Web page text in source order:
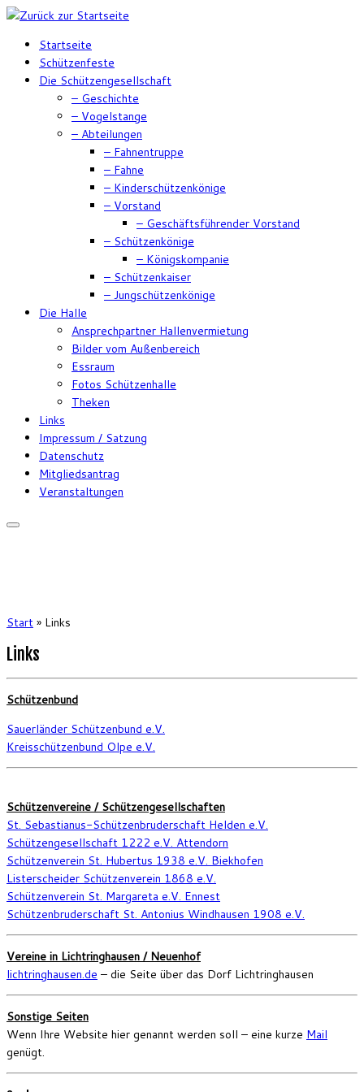
Zum
springenStartseite
Schützenfeste
Die Schützengesellschaft
– Geschichte
– Vogelstange
– Abteilungen
– Fahnentruppe
– Fahne
– Kinderschützenkönige
– Vorstand
– Geschäftsführender Vorstand
– Schützenkönige
– Königskompanie
– Schützenkaiser
– Jungschützenkönige
Die Halle
Ansprechpartner Hallenvermietung
Bilder vom Außenbereich
Essraum
Fotos Schützenhalle
Theken
Links
Impressum / Satzung
Datenschutz
Mitgliedsantrag
Veranstaltungen
Start » Links
Links
Schützenbund
Sauerländer Schützenbund e.V.
Kreisschützenbund Olpe e.V.
Schützenvereine / Schützengesellschaften
St. Sebastianus-Schützenbruderschaft Helden e.V.
Schützengesellschaft 1222 e.V. Attendorn
Schützenverein St. Hubertus 1938 e.V. Biekhofen
Listerscheider Schützenverein 1868 e.V.
Schützenverein St. Margareta e.V. Ennest
Schützenbruderschaft St. Antonius Windhausen 1908 e.V.
Vereine in Lichtringhausen / Neuenhof
lichtringhausen.de – die Seite über das Dorf Lichtringhausen
Sonstige Seiten
Wenn Ihre Website hier genannt werden soll – eine kurze Mail
genügt.